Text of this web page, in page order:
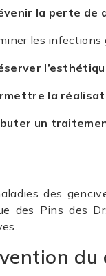
la perte de
les infections
la
un
des
des Pins des
du